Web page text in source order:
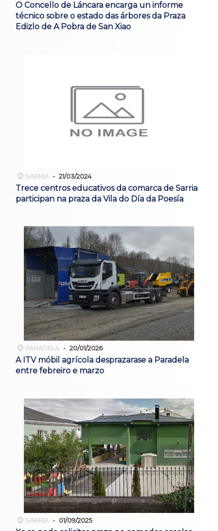
O Concello de Láncara encarga un informe
técnico sobre o estado das árbores da Praza
Edizlo de A Pobra de San Xiao
SARRIA 21/03/2024
Trece centros educativos da comarca de Sarria
participan na praza da Vila do Día da Poesía
PARADELA 20/01/2026
A ITV móbil agrícola desprazarase a Paradela
entre febreiro e marzo
SARRIA 01/09/2025